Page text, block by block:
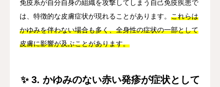
免疫系が自分自身の組織を攻撃してしまう自己免疫疾患で
は、特徴的な皮膚症状が現れることがあります。 これらは
かゆみを伴わない場合も多く、全身性の症状の一部として
皮膚に影響が及ぶことがあります。
✨ 3. かゆみのない赤い発疹が症状として